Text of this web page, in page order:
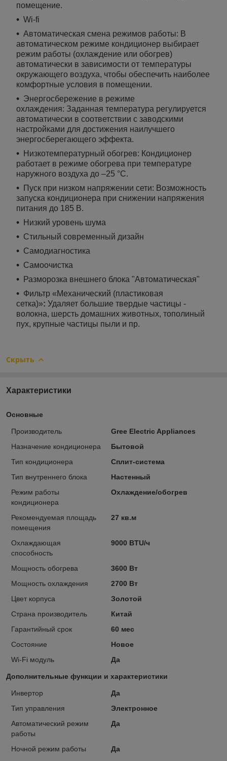
помещение.
Wi-fi
Автоматическая смена режимов работы: В
автоматическом режиме кондиционер выбирает
режим работы (охлаждение или обогрев)
автоматически в зависимости от температуры
окружающего воздуха, чтобы обеспечить наиболее
комфортные условия в помещении.
Энергосбережение в режиме
охлаждения: Заданная температура регулируется
автоматически в соответствии с заводскими
настройками для достижения наилучшего
энергосберегающего эффекта.
Низкотемпературный обогрев: Кондиционер
работает в режиме обогрева при температуре
наружного воздуха до –25 °C.
Пуск при низком напряжении сети: Возможность
запуска кондиционера при снижении напряжения
питания до 185 В.
Низкий уровень шума
Стильный современный дизайн
Самодиагностика
Самоочистка
Разморозка внешнего блока "Автоматическая"
Фильтр «Механический (пластиковая
сетка)»: Удаляет большие твердые частицы -
волокна, шерсть домашних животных, тополиный
пух, крупные частицы пыли и пр.
Скрыть
Характеристики
Основные
Производитель
Gree Electric Appliances
Назначение кондиционера
Бытовой
Тип кондиционера
Сплит-система
Тип внутреннего блока
Настенный
Режим работы
кондиционера
Охлаждение/обогрев
Рекомендуемая площадь
помещения
27 кв.м
Охлаждающая
способность
9000 BTU/ч
Мощность обогрева
3600 Вт
Мощность охлаждения
2700 Вт
Цвет корпуса
Золотой
Страна производитель
Китай
Гарантийный срок
60 мес
Состояние
Новое
Wi-Fi модуль
Да
Дополнительные функции и характеристики
Инвертор
Да
Тип управления
Электронное
Автоматический режим
работы
Да
Ночной режим работы
Да